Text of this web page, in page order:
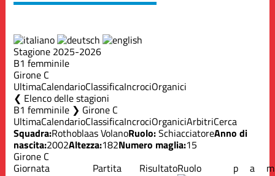
Stagione 2025-2026
B1 femminile
Girone C
UltimaCalendarioClassificaIncrociOrganici
Elenco delle stagioni
B1 femminile ❯ Girone C
UltimaCalendarioClassificaIncrociOrganiciArbitriCerca
Squadra:Rothoblaas VolanoRuolo:SchiacciatoreAnno di
nascita:2002Altezza:182Numero maglia:15
Girone C
Giornata Partita RisultatoRuolo p a
m